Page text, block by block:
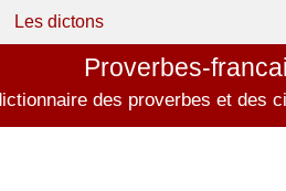
Les dictons
Proverbes-
des proverbes et des